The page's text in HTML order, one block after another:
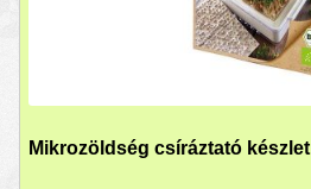
Mikrozöldség csíráztató készlet